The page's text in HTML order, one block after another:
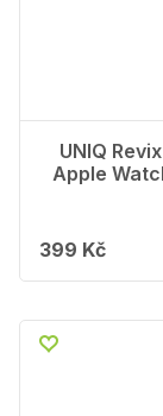
UNIQ
Apple
399 Kč